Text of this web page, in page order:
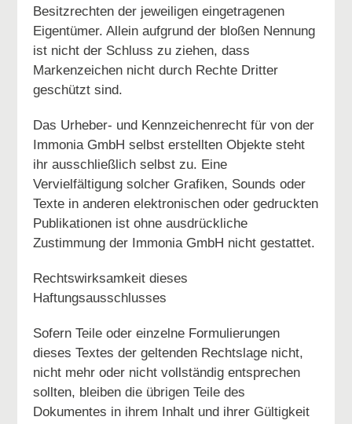
Besitzrechten der jeweiligen eingetragenen
Eigentümer. Allein aufgrund der bloßen Nennung
ist nicht der Schluss zu ziehen, dass
Markenzeichen nicht durch Rechte Dritter
geschützt sind.
Das Urheber- und Kennzeichenrecht für von der
Immonia GmbH selbst erstellten Objekte steht
ihr ausschließlich selbst zu. Eine
Vervielfältigung solcher Grafiken, Sounds oder
Texte in anderen elektronischen oder gedruckten
Publikationen ist ohne ausdrückliche
Zustimmung der Immonia GmbH nicht gestattet.
Rechtswirksamkeit dieses
Haftungsausschlusses
Sofern Teile oder einzelne Formulierungen
dieses Textes der geltenden Rechtslage nicht,
nicht mehr oder nicht vollständig entsprechen
sollten, bleiben die übrigen Teile des
Dokumentes in ihrem Inhalt und ihrer Gültigkeit